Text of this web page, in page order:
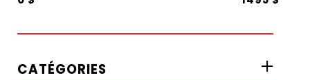
CATÉGORIES